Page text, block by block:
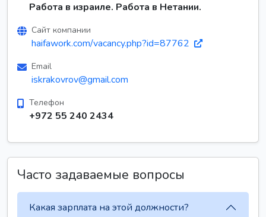
Работа в израиле. Работа в Нетании.
Сайт компании
haifawork.com/vacancy.php?id=87762
Email
iskrakovrov@gmail.com
Телефон
+972 55 240 2434
Часто задаваемые вопросы
Какая зарплата на этой должности?